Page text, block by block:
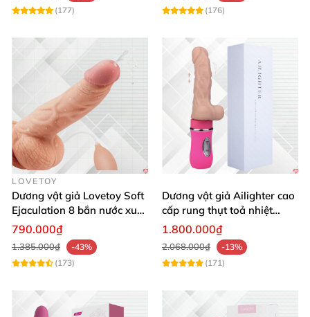
(177)
(176)
LOVETOY
Dương vật giả Lovetoy Soft
Ejaculation 8 bắn nước xuất
tinh silicon mềm mại
790.000₫
1.385.000₫
-43%
(173)
Dương vật giả Ailighter cao
cấp rung thụt toả nhiệt
mềm mại kích thích
1.800.000₫
2.068.000₫
-13%
(171)